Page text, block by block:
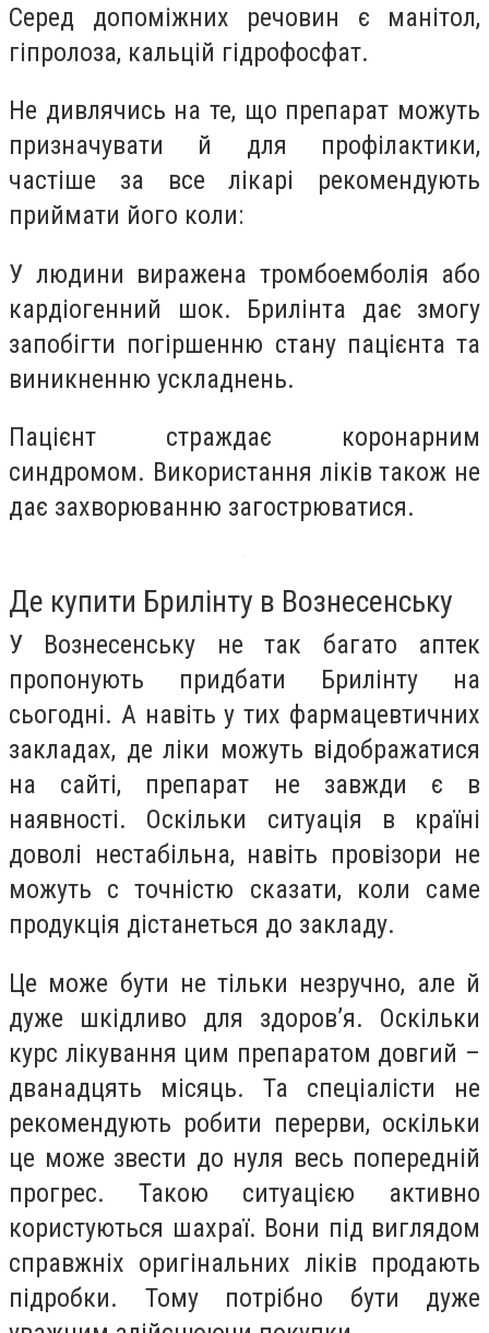
Серед допоміжних речовин є манітол,
гіпролоза, кальцій гідрофосфат.
Не дивлячись на те, що препарат можуть
призначувати й для профілактики,
частіше за все лікарі рекомендують
приймати його коли:
У людини виражена тромбоемболія або
кардіогенний шок. Брилінта дає змогу
запобігти погіршенню стану пацієнта та
виникненню ускладнень.
Пацієнт страждає коронарним
синдромом. Використання ліків також не
дає захворюванню загострюватися.
Де купити Брилінту в Вознесенську
У Вознесенську не так багато аптек
пропонують придбати Брилінту на
сьогодні. А навіть у тих фармацевтичних
закладах, де ліки можуть відображатися
на сайті, препарат не завжди є в
наявності. Оскільки ситуація в країні
доволі нестабільна, навіть провізори не
можуть с точністю сказати, коли саме
продукція дістанеться до закладу.
Це може бути не тільки незручно, але й
дуже шкідливо для здоров’я. Оскільки
курс лікування цим препаратом довгий –
дванадцять місяць. Та спеціалісти не
рекомендують робити перерви, оскільки
це може звести до нуля весь попередній
прогрес. Такою ситуацією активно
користуються шахраї. Вони під виглядом
справжніх оригінальних ліків продають
підробки. Тому потрібно бути дуже